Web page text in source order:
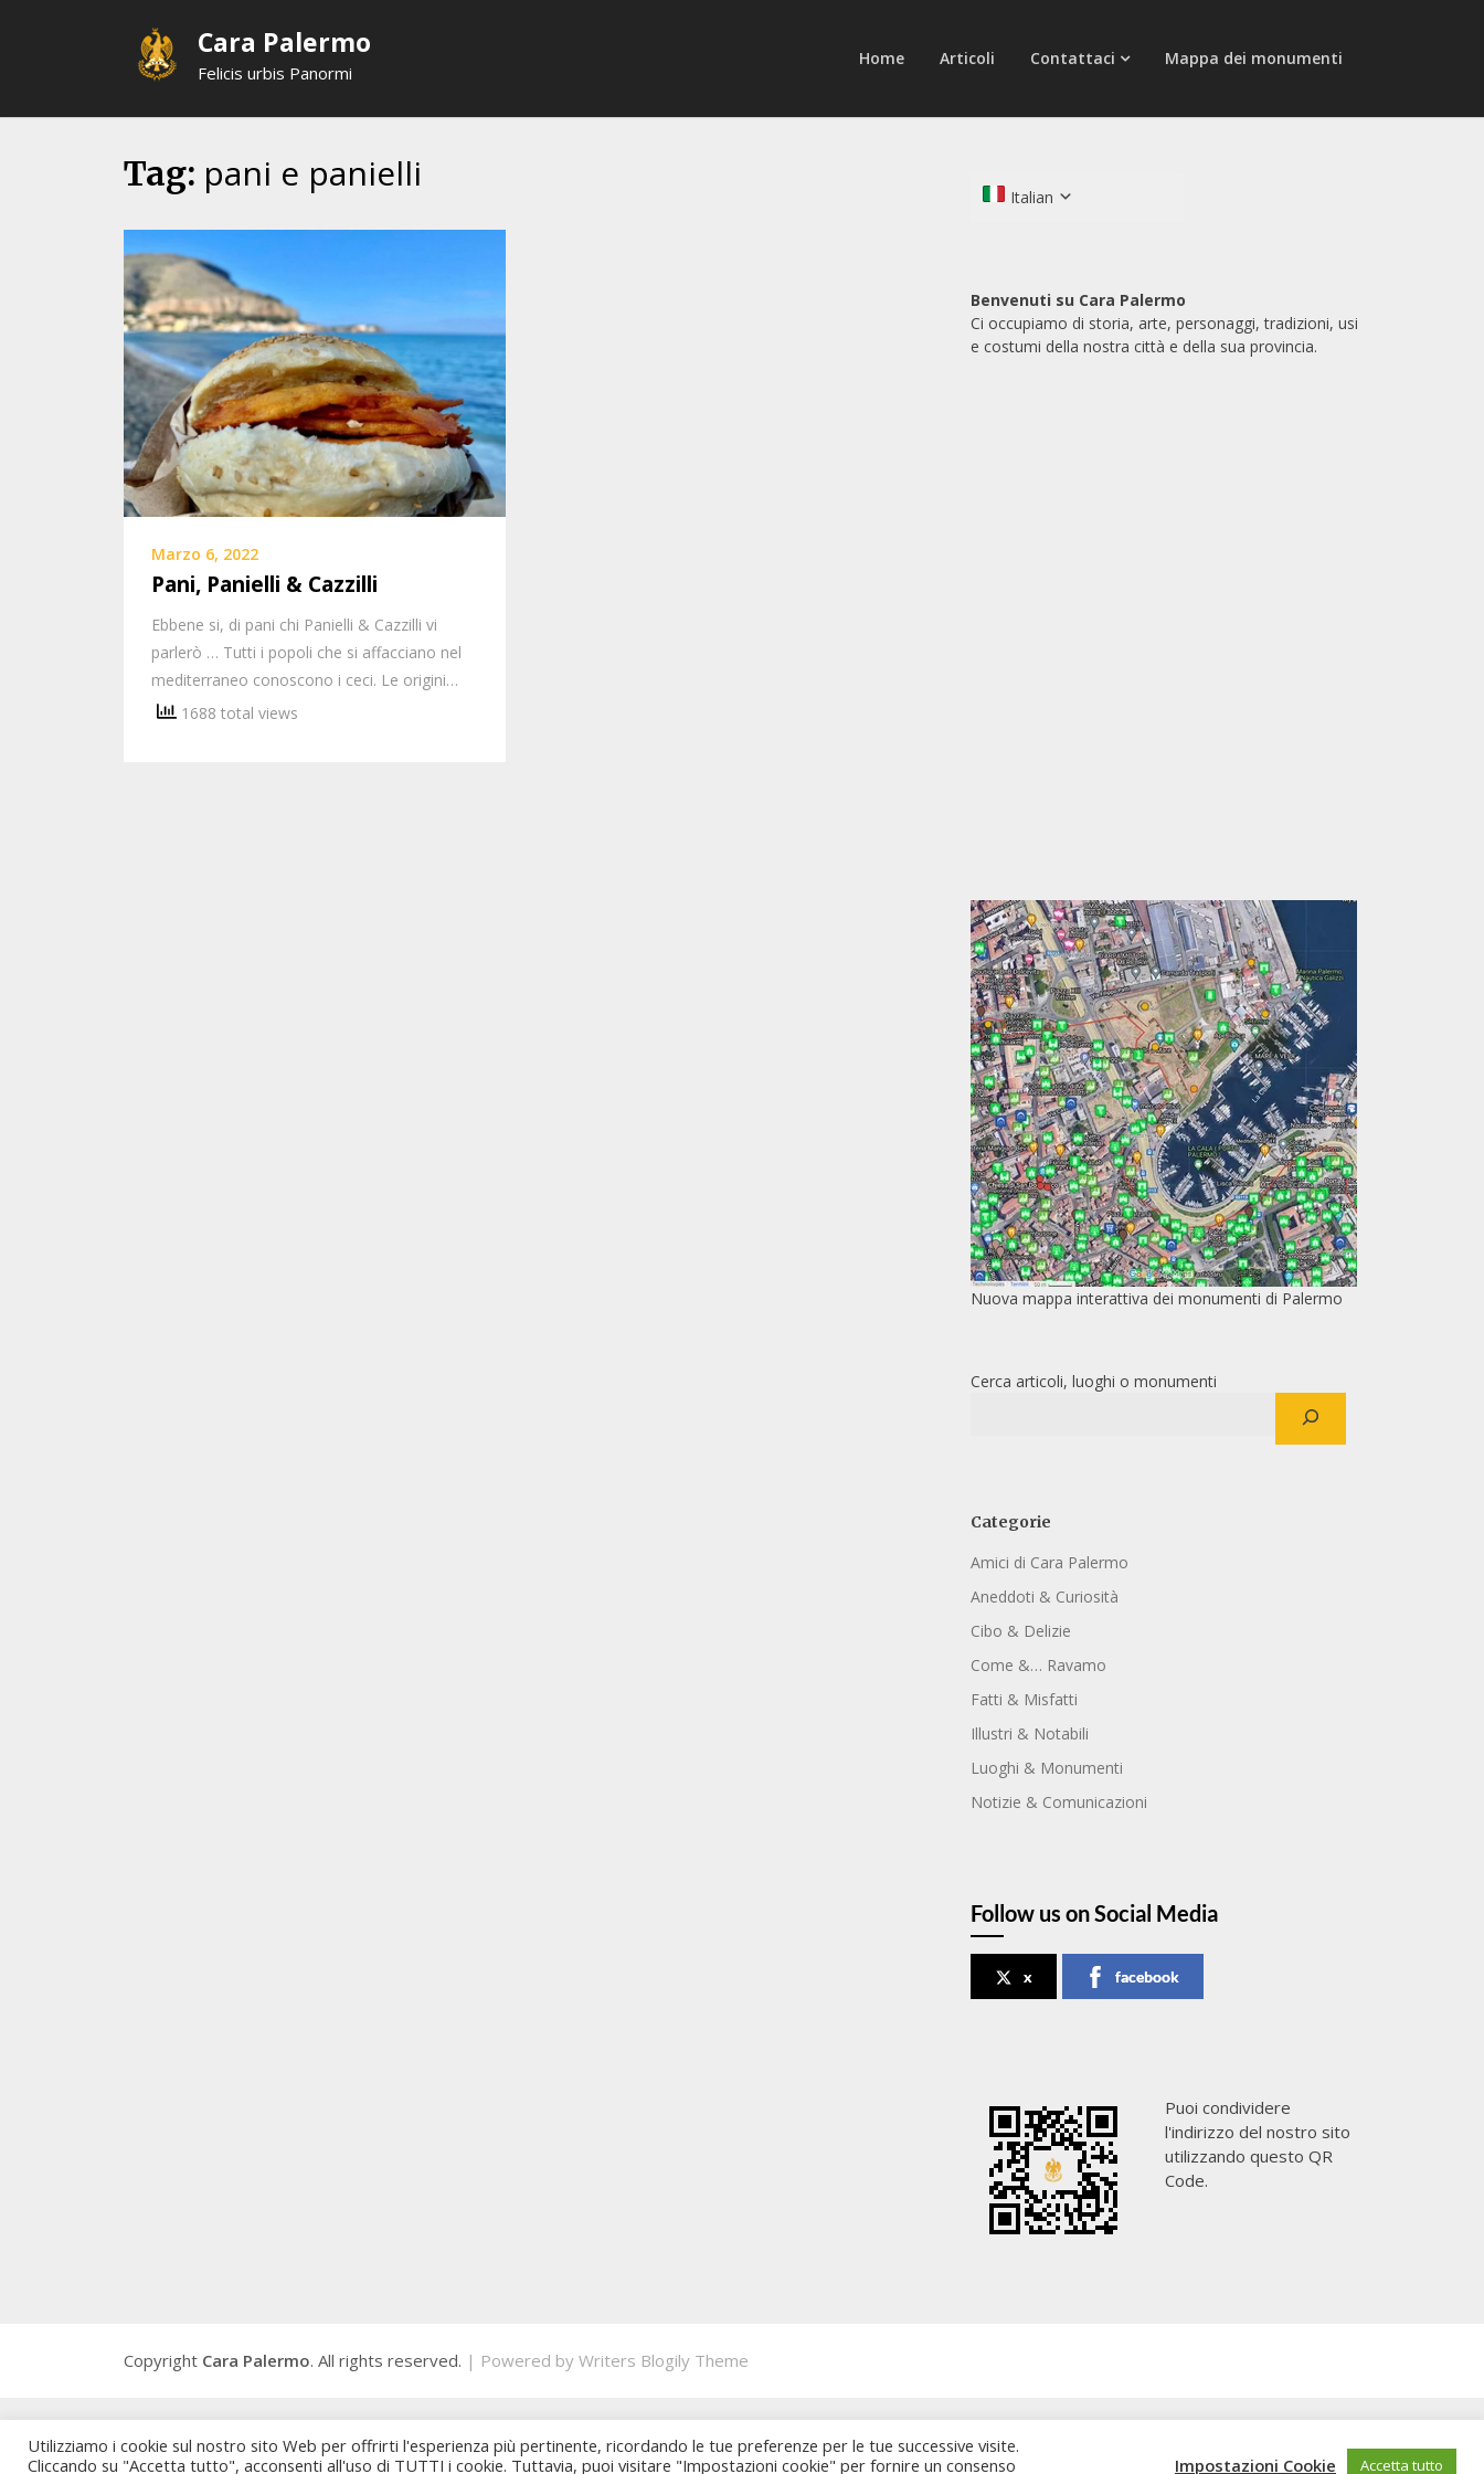
Cara Palermo
Felicis urbis Panormi
Home Articoli Contattaci Mappa dei monumenti
Tag: pani e panielli
Marzo 6, 2022
Pani, Panielli & Cazzilli
Ebbene si, di pani chi Panielli & Cazzilli vi
parlerò … Tutti i popoli che si affacciano nel
mediterraneo conoscono i ceci. Le origini…
1688 total views
Italian
Benvenuti su Cara Palermo
Ci occupiamo di storia, arte, personaggi, tradizioni, usi
e costumi della nostra città e della sua provincia.
Nuova mappa interattiva dei monumenti di Palermo
Cerca articoli, luoghi o monumenti
Categorie
Amici di Cara Palermo
Aneddoti & Curiosità
Cibo & Delizie
Come &… Ravamo
Fatti & Misfatti
Illustri & Notabili
Luoghi & Monumenti
Notizie & Comunicazioni
Follow us on Social Media
x facebook
Puoi condividere
l'indirizzo del nostro sito
utilizzando questo QR
Code.
Copyright Cara Palermo. All rights reserved. | Powered by Writers Blogily Theme
Utilizziamo i cookie sul nostro sito Web per offrirti l'esperienza più pertinente, ricordando le tue preferenze per le tue successive visite.
Cliccando su "Accetta tutto", acconsenti all'uso di TUTTI i cookie. Tuttavia, puoi visitare "Impostazioni cookie" per fornire un consenso
Impostazioni Cookie Accetta tutto